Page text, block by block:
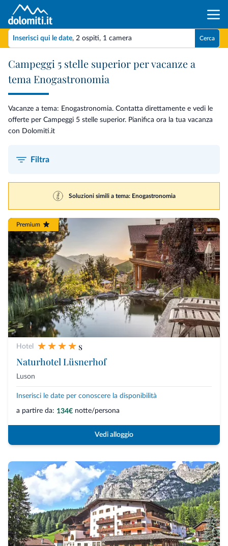
Inserisci qui le date, 2 ospiti, 1 camera Cerca
Campeggi 5 stelle superior per vacanze a
tema Enogastronomia
Vacanze a tema: Enogastronomia. Contatta direttamente e vedi le
offerte per Campeggi 5 stelle superior. Pianifica ora la tua vacanza
con Dolomiti.it
Filtra
Soluzioni simili a tema: Enogastronomia
Premium
Hotel
s
Naturhotel Lüsnerhof
Luson
Inserisci le date per conoscere la disponibilità
a partire da: 134€ notte/persona
Vedi alloggio